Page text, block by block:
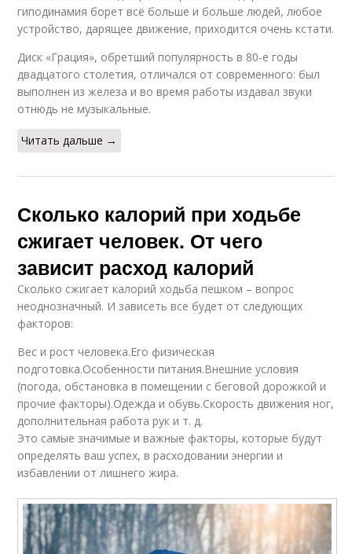
гиподинамия борет всё больше и больше людей, любое
устройство, дарящее движение, приходится очень кстати.
Диск «Грация», обретший популярность в 80-е годы
двадцатого столетия, отличался от современного: был
выполнен из железа и во время работы издавал звуки
отнюдь не музыкальные.
Читать дальше →
Сколько калорий при ходьбе
сжигает человек. От чего
зависит расход калорий
Сколько сжигает калорий ходьба пешком – вопрос
неоднозначный. И зависеть все будет от следующих
факторов:
Вес и рост человека.Его физическая
подготовка.Особенности питания.Внешние условия
(погода, обстановка в помещении с беговой дорожкой и
прочие факторы).Одежда и обувь.Скорость движения ног,
дополнительная работа рук и т. д.
Это самые значимые и важные факторы, которые будут
определять ваш успех, в расходовании энергии и
избавлении от лишнего жира.